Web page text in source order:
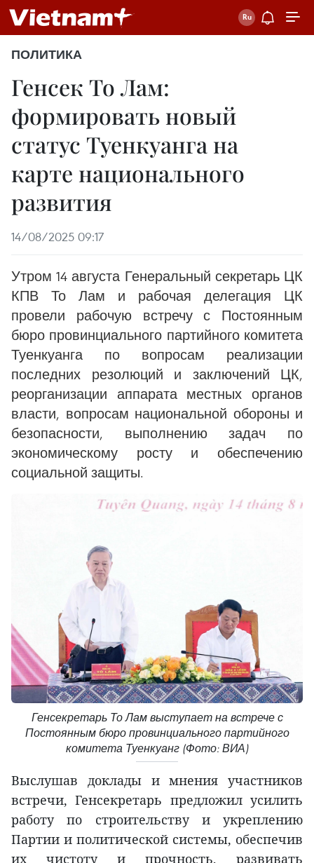
ПОЛИТИКА
Генсек То Лам:
формировать новый
статус Туенкуанга на
карте национального
развития
14/08/2025 09:17
Утром 14 августа Генеральный секретарь ЦК
КПВ То Лам и рабочая делегация ЦК
провели рабочую встречу с Постоянным
бюро провинциального партийного комитета
Туенкуанга по вопросам реализации
последних резолюций и заключений ЦК,
реорганизации аппарата местных органов
власти, вопросам национальной обороны и
безопасности, выполнению задач по
экономическому росту и обеспечению
социальной защиты.
Генсекретарь То Лам выступает на встрече с
Постоянным бюро провинциального партийного
комитета Туенкуанг (Фото: ВИА)
Выслушав доклады и мнения участников
встречи, Генсекретарь предложил усилить
работу по строительству и укреплению
Партии и политической системы, обеспечив
их чистоту и прочность, развивать